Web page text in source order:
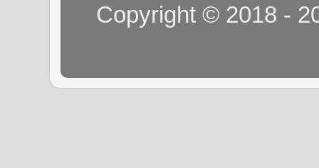
Copyright © 2018 -